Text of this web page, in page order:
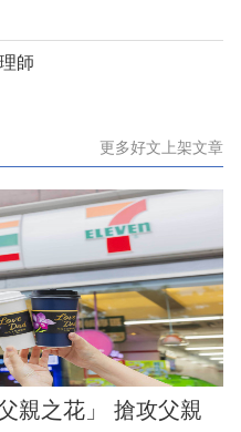
師
更多好文上架文章
親之花」 搶攻父親